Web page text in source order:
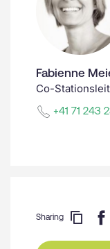
Fabienne
Co-
+41 71 243
Sharing